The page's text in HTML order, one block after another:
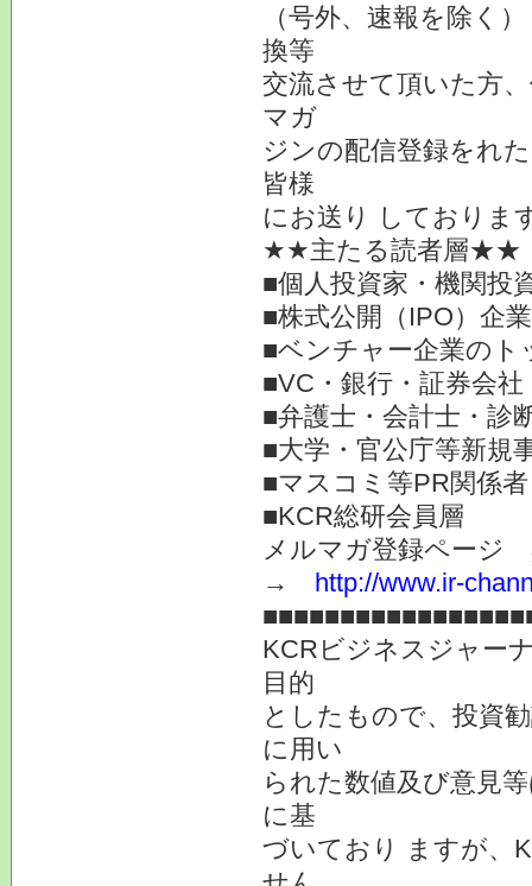
（号外、速報を除く
換等
交流させて頂いた方
マガ
ジンの配信登録をれ
皆様
にお送り しておりま
★★主たる読者層★★
■個人投資家・機関投
■株式公開（IPO）企
■ベンチャー企業のト
■VC・銀行・証券会
■弁護士・会計士・診
■大学・官公庁等新規
■マスコミ等PR関係者
■KCR総研会員層
メルマガ登録ページ
→ http://www.ir-
KCRビジネスジャー
目的
としたもので、投資
に用い
られた数値及び意見
に基
づいており ますが、